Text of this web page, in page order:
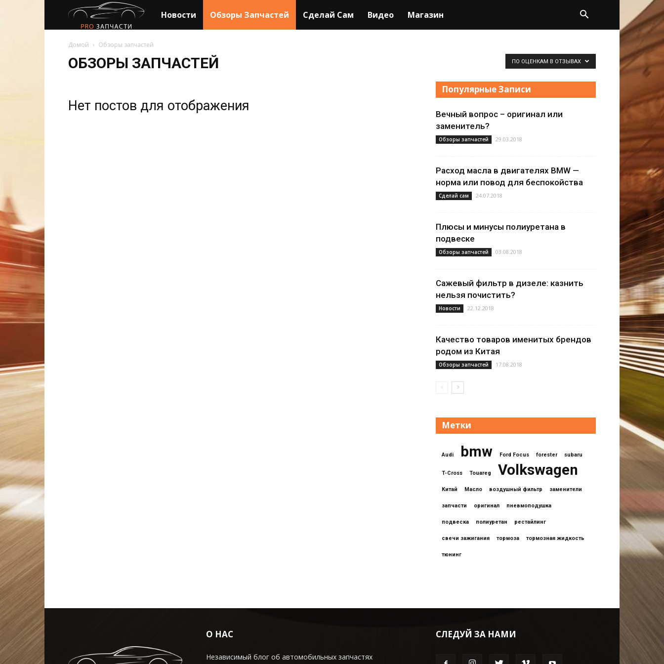
PRO
Новости Обзоры Запчастей Сделай Сам Видео Магазин
Домой Обзоры запчастей
ОБЗОРЫ ЗАПЧАСТЕЙ ПО ОЦЕНКАМ В ОТЗЫВАХ
Нет постов для отображения
Популярные Записи
Вечный вопрос – оригинал или
заменитель?
Обзоры запчастей 29.03.2018
Расход масла в двигателях BMW —
норма или повод для беспокойства
Сделай сам 24.07.2018
Плюсы и минусы полиуретана в
подвеске
Обзоры запчастей 03.08.2018
Сажевый фильтр в дизеле: казнить
нельзя почистить?
Новости 22.12.2018
Качество товаров именитых брендов
родом из Китая
Обзоры запчастей 17.08.2018
Метки
Audi bmw Ford Focus forester subaru
T-Cross Touareg Volkswagen
Китай Масло воздушный фильтр заменители
запчасти оригинал пневмоподушка
подвеска полиуретан рестайлинг
свечи зажигания тормоза тормозная жидкость
тюнинг
О НАС
Независимый блог об автомобильных запчастях
СЛЕДУЙ ЗА НАМИ